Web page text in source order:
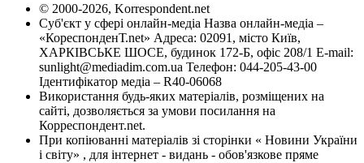
© 2000-2026, Korrespondent.net
Суб'єкт у сфері онлайн-медіа Назва онлайн-медіа –
«КореспонденТ.net» Адреса: 02091, місто Київ,
ХАРКІВСЬКЕ ШОСЕ, будинок 172-Б, офіс 208/1 E-mail:
sunlight@mediadim.com.ua Телефон: 044-205-43-00
Ідентифікатор медіа – R40-06068
Використання будь-яких матеріалів, розміщених на
сайті, дозволяється за умови посилання на
Корреспондент.net.
При копіюванні матеріалів зі сторінки « Новини України
і світу» , для інтернет - видань - обов'язкове пряме